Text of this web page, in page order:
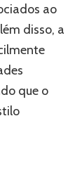
ao
disso, a
que o